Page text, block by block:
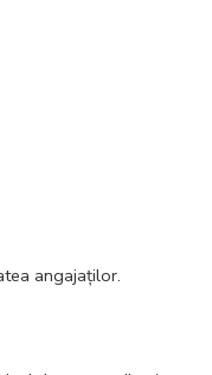
angajaților.